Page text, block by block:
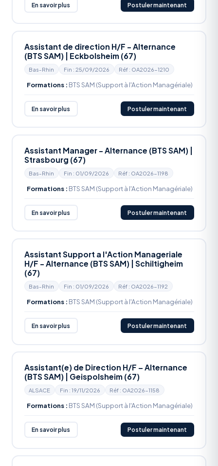
En savoir plus Postuler maintenant
Assistant de direction H/F - Alternance
(BTS SAM) | Eckbolsheim (67)
Bas-Rhin Fin : 25/09/2026 Réf : OA2026-1210
Formations : BTS SAM (Support à l'Action Managériale)
En savoir plus Postuler maintenant
Assistant Manager - Alternance (BTS SAM) |
Strasbourg (67)
Bas-Rhin Fin : 01/09/2026 Réf : OA2026-1198
Formations : BTS SAM (Support à l'Action Managériale)
En savoir plus Postuler maintenant
Assistant Support a l'Action Manageriale
H/F - Alternance (BTS SAM) | Schiltigheim
(67)
Bas-Rhin Fin : 01/09/2026 Réf : OA2026-1192
Formations : BTS SAM (Support à l'Action Managériale)
En savoir plus Postuler maintenant
Assistant(e) de Direction H/F – Alternance
(BTS SAM) | Geispolsheim (67)
ALSACE Fin : 19/11/2026 Réf : OA2026-1158
Formations : BTS SAM (Support à l'Action Managériale)
En savoir plus Postuler maintenant